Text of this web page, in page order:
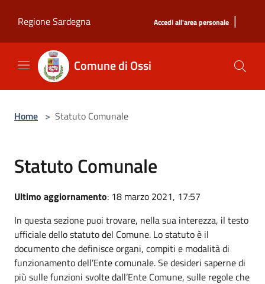
Regione Sardegna
Accedi all'area personale |
Comune di Ossi
Home > Statuto Comunale
Statuto Comunale
Ultimo aggiornamento: 18 marzo 2021, 17:57
In questa sezione puoi trovare, nella sua interezza, il testo
ufficiale dello statuto del Comune. Lo statuto è il
documento che definisce organi, compiti e modalità di
funzionamento dell’Ente comunale. Se desideri saperne di
più sulle funzioni svolte dall’Ente Comune, sulle regole che